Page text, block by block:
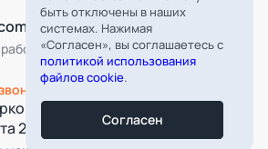
дня
д. 16,
22
быть отключены в наших
системах. Нажимая
«Согласен», вы соглашаетесь с
политикой использования
файлов cookie.
Согласен